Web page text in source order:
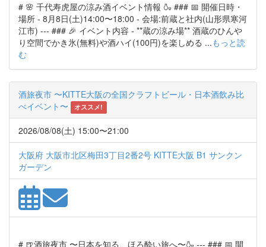
# 🌸 千代寿虎屋の涼み酒イベント情報 🍶 ### 📅 開催日時・
場所 - 8月8日(土)14:00〜18:00 - 会場:前蔵と社内(山形県寒河
江市) --- ### 🎉 イベント内容 - **蔵の涼み場** 酒蔵のひんや
り空間でかき氷(無料)や酒ハイ(100円)を楽しめる ...もっと読
む
酒旅夜市 〜KITTE大阪の全国クラフトビール・日本酒飲み比
べイベント〜
オススメ!
2026/08/08(土) 15:00〜21:00
大阪府 大阪市北区梅田3丁目2番2号 KITTE大阪 B1 サンクン
ガーデン
# 🍺酒旅夜市 〜日本を知る、ほろ酔い旅へ〜🍶 --- ### 📅 開